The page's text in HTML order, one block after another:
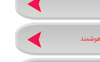
هوشمند